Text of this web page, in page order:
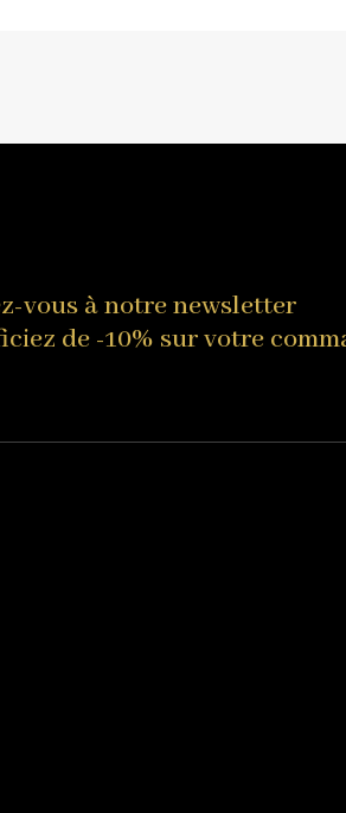
vous à notre newsletter
de -10% sur votre